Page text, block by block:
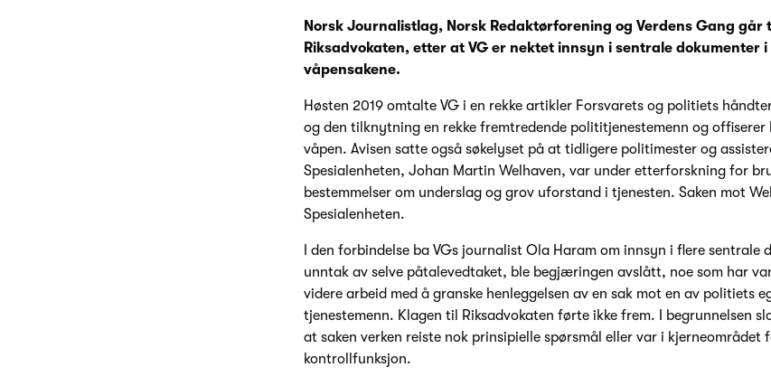
Norsk Journalistlag, Norsk Redaktørforening og Verdens Gang går
Riksadvokaten, etter at VG er nektet innsyn i sentrale dokumenter i
våpensakene.
Høsten 2019 omtalte VG i en rekke artikler Forsvarets og politiets
og den tilknytning en rekke fremtredende polititjenestemenn og
våpen. Avisen satte også søkelyset på at tidligere politimester og
Spesialenheten, Johan Martin Welhaven, var under etterforskning for
bestemmelser om underslag og grov uforstand i tjenesten. Saken mot
Spesialenheten.
I den forbindelse ba VGs journalist Ola Haram om innsyn i flere sentrale
unntak av selve påtalevedtaket, ble begjæringen avslått, noe som har
videre arbeid med å granske henleggelsen av en sak mot en av politiets
tjenestemenn. Klagen til Riksadvokaten førte ikke frem. I begrunnelsen
at saken verken reiste nok prinsipielle spørsmål eller var i kjerneområdet
kontrollfunksjon.